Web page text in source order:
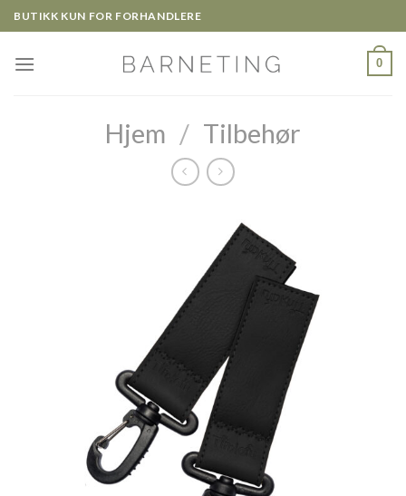
Skip
to
content
BUTIKK KUN FOR FORHANDLERE
0
Hjem / Tilbehør